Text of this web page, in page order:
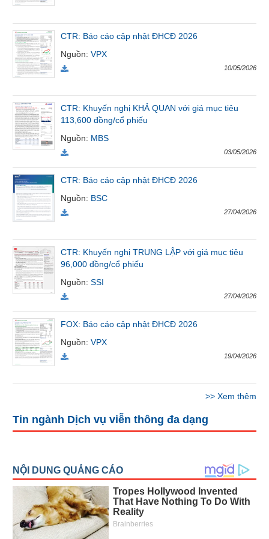
CTR: Báo cáo cập nhật ĐHCĐ 2026
Nguồn:VPX
10/05/2026
CTR: Khuyến nghị KHẢ QUAN với giá mục tiêu
113,600 đồng/cổ phiếu
Nguồn: MBS
03/05/2026
CTR: Báo cáo cập nhật ĐHCĐ 2026
Nguồn: BSC
27/04/2026
CTR: Khuyến nghị TRUNG LẬP với giá mục tiêu
96,000 đồng/cổ phiếu
Nguồn:SSI
27/04/2026
FOX: Báo cáo cập nhật ĐHCĐ 2026
Nguồn:VPX
19/04/2026
>> Xem thêm
Tin ngành Dịch vụ viễn thông đa dạng
Lãnh
đạo
(-)
Tất cả Người nội bộ Người liên quan Cổ đông lớn
Tin
tức
(-)
Bài
viết
của
tác
(-)
Báo
cáo
tích
(-)
Thuật
(-)
Dịch
vụ
Đào